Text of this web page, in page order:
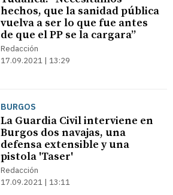
hechos, que la sanidad pública
vuelva a ser lo que fue antes
de que el PP se la cargara”
Redacción
17.09.2021 | 13:29
BURGOS
La Guardia Civil interviene en
Burgos dos navajas, una
defensa extensible y una
pistola 'Taser'
Redacción
17.09.2021 | 13:11